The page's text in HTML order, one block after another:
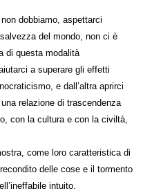
dobbiamo, aspettarci
del mondo, non ci è
di questa modalità
a superare gli effetti
e dall’altra aprirci
relazione di trascendenza
con la cultura e con la civiltà,
come loro caratteristica di
delle cose e il tormento
intuito.